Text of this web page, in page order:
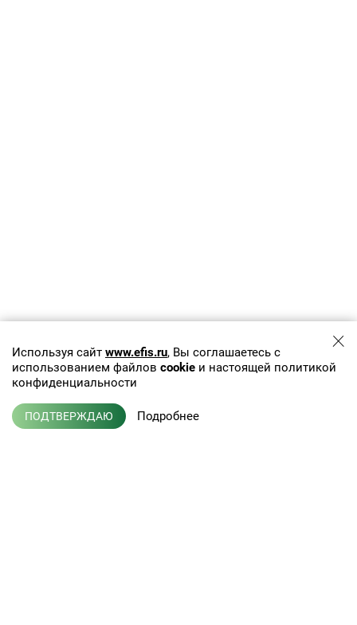
Используя сайт www.efis.ru, Вы соглашаетесь с
использованием файлов cookie и настоящей политикой
конфиденциальности
ПОДТВЕРЖДАЮ Подробнее